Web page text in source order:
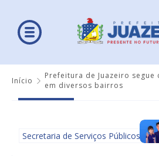
Início
Prefeitura de Juazeiro
em diversos bairros
Secretaria de Serviços Públicos